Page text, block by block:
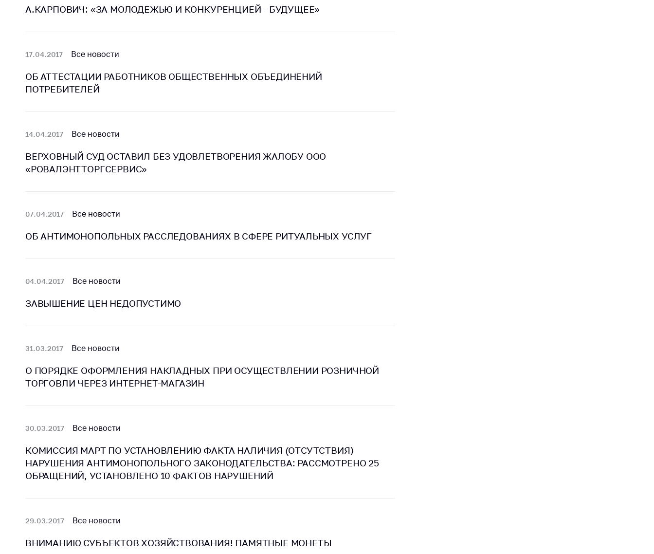
политики
А.КАРПОВИЧ: «ЗА МОЛОДЕЖЬЮ И КОНКУРЕНЦИЕЙ - БУДУЩЕЕ»
17.04.2017 Все новости
ОБ АТТЕСТАЦИИ РАБОТНИКОВ ОБЩЕСТВЕННЫХ ОБЪЕДИНЕНИЙ
ПОТРЕБИТЕЛЕЙ
14.04.2017 Все новости
ВЕРХОВНЫЙ СУД ОСТАВИЛ БЕЗ УДОВЛЕТВОРЕНИЯ ЖАЛОБУ ООО
«РОВАЛЭНТТОРГСЕРВИС»
07.04.2017 Все новости
ОБ АНТИМОНОПОЛЬНЫХ РАССЛЕДОВАНИЯХ В СФЕРЕ РИТУАЛЬНЫХ УСЛУГ
04.04.2017 Все новости
ЗАВЫШЕНИЕ ЦЕН НЕДОПУСТИМО
31.03.2017 Все новости
О ПОРЯДКЕ ОФОРМЛЕНИЯ НАКЛАДНЫХ ПРИ ОСУЩЕСТВЛЕНИИ РОЗНИЧНОЙ
ТОРГОВЛИ ЧЕРЕЗ ИНТЕРНЕТ-МАГАЗИН
30.03.2017 Все новости
КОМИССИЯ МАРТ ПО УСТАНОВЛЕНИЮ ФАКТА НАЛИЧИЯ (ОТСУТСТВИЯ)
НАРУШЕНИЯ АНТИМОНОПОЛЬНОГО ЗАКОНОДАТЕЛЬСТВА: РАССМОТРЕНО 25
ОБРАЩЕНИЙ, УСТАНОВЛЕНО 10 ФАКТОВ НАРУШЕНИЙ
29.03.2017 Все новости
ВНИМАНИЮ СУБЪЕКТОВ ХОЗЯЙСТВОВАНИЯ! ПАМЯТНЫЕ МОНЕТЫ